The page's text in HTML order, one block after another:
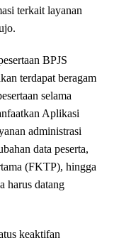
terkait layanan
BPJS
terdapat beragam
selama
Aplikasi
administrasi
data peserta,
(FKTP), hingga
harus datang
keaktifan